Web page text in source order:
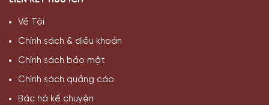
Về Tôi
Chính sách & điều khoản
Chính sách bảo mật
Chính sách quảng cáo
Bác hà kể chuyện